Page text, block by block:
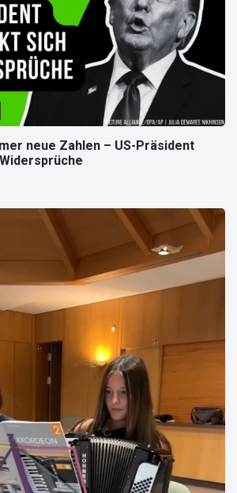
neue Zahlen – US-Präsident